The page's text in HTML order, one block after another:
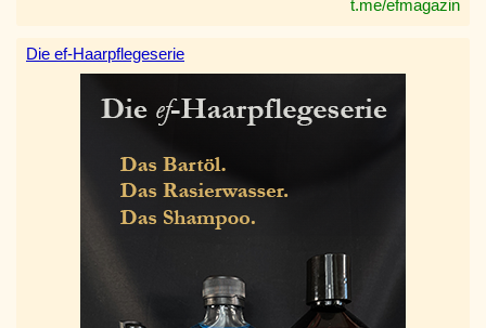
t.me/efmagazin
Die ef-Haarpflegeserie